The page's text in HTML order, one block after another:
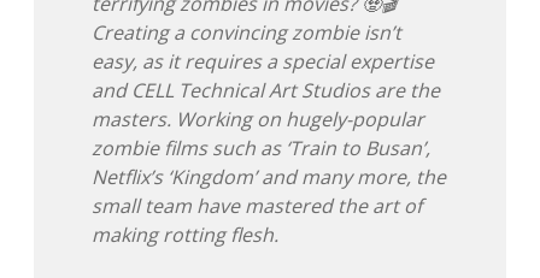
Visuelles
Wandnotizen
Adventskalender 2013
Adventskalender 2014
Adventskalender 2015
Adventskalender 2016
Creating a convincing zombie isn’t
easy, as it requires a special expertise
and CELL Technical Art Studios are the
masters. Working on hugely-popular
zombie films such as ‘Train to Busan’,
Netflix’s ‘Kingdom’ and many more, the
small team have mastered the art of
making rotting flesh.